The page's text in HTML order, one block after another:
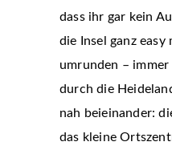
dass ihr gar kein
die Insel ganz easy
umrunden –
durch die
nah beieinander:
das kleine